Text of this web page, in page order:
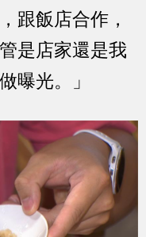
跟飯店合作，
是店家還是我
曝光。」